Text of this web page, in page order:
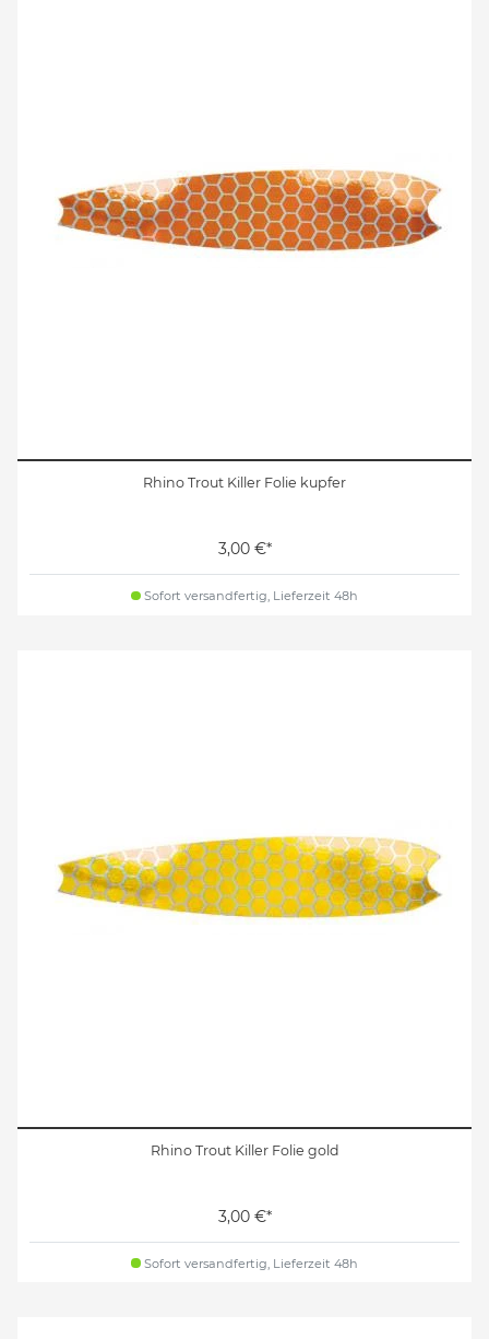
Rhino Trout Killer Folie kupfer
3,00 €*
Sofort versandfertig, Lieferzeit 48h
Rhino Trout Killer Folie gold
3,00 €*
Sofort versandfertig, Lieferzeit 48h